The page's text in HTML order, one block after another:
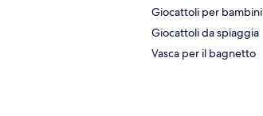
Giocattoli per bambini
Giocattoli da spiaggia
Vasca per il bagnetto